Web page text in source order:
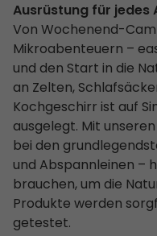
Ausrüstung für jedes
Von Wochenend-
Mikroabenteuern –
und den Start in die
an Zelten,
Kochgeschirr ist auf
ausgelegt. Mit
bei den
und Abspannleinen –
brauchen, um die
Produkte werden
getestet.